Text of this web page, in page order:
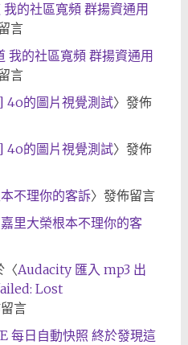
的社區寬頻 群揚資通用
言
我的社區寬頻 群揚資通用
言
4o的圖片視覺測試〉發佈
4o的圖片視覺測試〉發佈
不理你的客訴〉發佈留言
嘉里大榮根本不理你的客
〈Audacity 匯入 mp3 出
Lost
言
每日自動快照 終於發現這